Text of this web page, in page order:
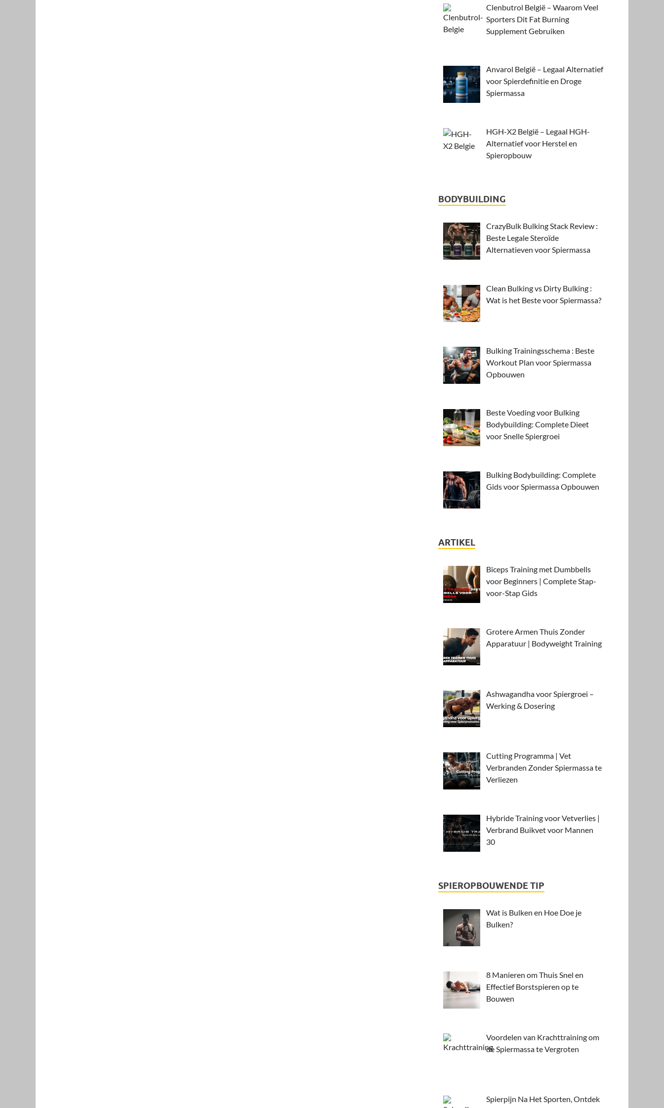
Clenbutrol België – Waarom Veel
Sporters Dit Fat Burning
Supplement Gebruiken
Anvarol België – Legaal Alternatief
voor Spierdefinitie en Droge
Spiermassa
HGH-X2 België – Legaal HGH-
Alternatief voor Herstel en
Spieropbouw
BODYBUILDING
CrazyBulk Bulking Stack Review :
Beste Legale Steroïde
Alternatieven voor Spiermassa
Clean Bulking vs Dirty Bulking :
Wat is het Beste voor Spiermassa?
Bulking Trainingsschema : Beste
Workout Plan voor Spiermassa
Opbouwen
Beste Voeding voor Bulking
Bodybuilding: Complete Dieet
voor Snelle Spiergroei
Bulking Bodybuilding: Complete
Gids voor Spiermassa Opbouwen
ARTIKEL
Biceps Training met Dumbbells
voor Beginners | Complete Stap-
voor-Stap Gids
Grotere Armen Thuis Zonder
Apparatuur | Bodyweight Training
Ashwagandha voor Spiergroei –
Werking & Dosering
Cutting Programma | Vet
Verbranden Zonder Spiermassa te
Verliezen
Hybride Training voor Vetverlies |
Verbrand Buikvet voor Mannen
30
SPIEROPBOUWENDE TIP
Wat is Bulken en Hoe Doe je
Bulken?
8 Manieren om Thuis Snel en
Effectief Borstspieren op te
Bouwen
Voordelen van Krachttraining om
de Spiermassa te Vergroten
Spierpijn Na Het Sporten, Ontdek